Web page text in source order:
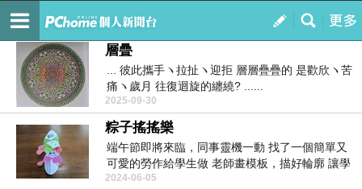
我的
訂閱
田園牧歌
層曡
... 彼此攜手ヽ拉扯ヽ迎拒 層層疊疊的 是歡欣ヽ苦
痛ヽ歲月 往復迴旋的纏繞? ......
2025-09-30
粽子搖搖樂
端午節即將來臨，同事靈機一動 找了一個簡單又
可愛的勞作給學生做 老師畫模板，描好輪廓 讓學
生畫...
2024-06-05